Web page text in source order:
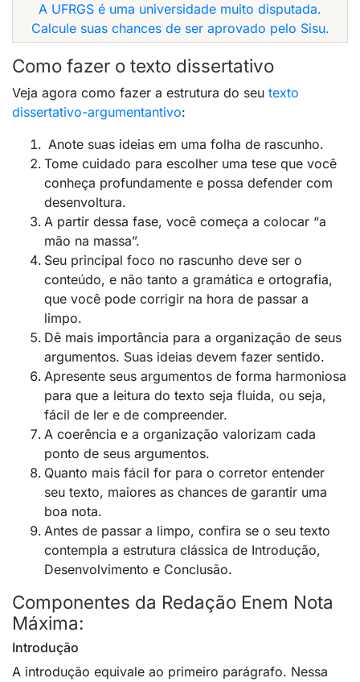
A UFRGS é uma universidade muito disputada.
Calcule suas chances de ser aprovado pelo Sisu.
Como fazer o texto dissertativo
Veja agora como fazer a estrutura do seu texto
dissertativo-argumentantivo:
Anote suas ideias em uma folha de rascunho.
Tome cuidado para escolher uma tese que você
conheça profundamente e possa defender com
desenvoltura.
A partir dessa fase, você começa a colocar “a
mão na massa”.
Seu principal foco no rascunho deve ser o
conteúdo, e não tanto a gramática e ortografia,
que você pode corrigir na hora de passar a
limpo.
Dê mais importância para a organização de seus
argumentos. Suas ideias devem fazer sentido.
Apresente seus argumentos de forma harmoniosa
para que a leitura do texto seja fluida, ou seja,
fácil de ler e de compreender.
A coerência e a organização valorizam cada
ponto de seus argumentos.
Quanto mais fácil for para o corretor entender
seu texto, maiores as chances de garantir uma
boa nota.
Antes de passar a limpo, confira se o seu texto
contempla a estrutura clássica de Introdução,
Desenvolvimento e Conclusão.
Componentes da Redação Enem Nota
Máxima:
Introdução
A introdução equivale ao primeiro parágrafo. Nessa